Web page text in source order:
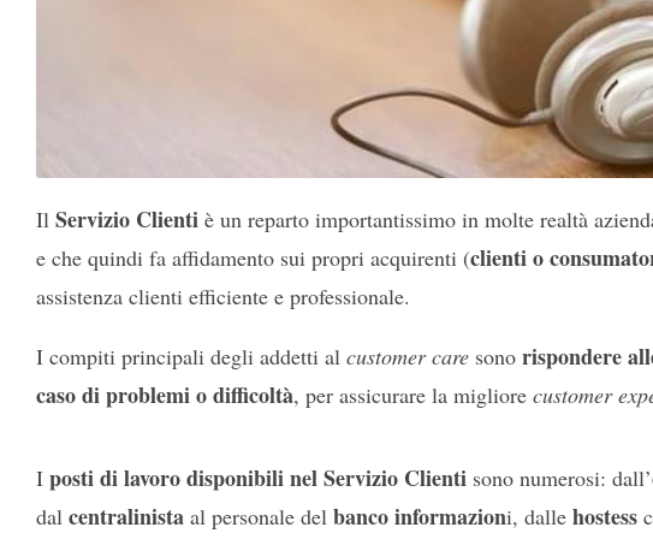
Il Servizio Clienti è un reparto importantissimo in molte realtà
e che quindi fa affidamento sui propri acquirenti (clienti o
assistenza clienti efficiente e professionale.
I compiti principali degli addetti al customer care sono rispondere
caso di problemi o difficoltà, per assicurare la migliore customer
I posti di lavoro disponibili nel Servizio Clienti sono numerosi: dall’
dal centralinistaal personale del banco informazioni, dalle hostess